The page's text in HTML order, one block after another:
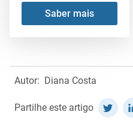
Saber mais
Autor: Diana Costa
Partilhe este artigo